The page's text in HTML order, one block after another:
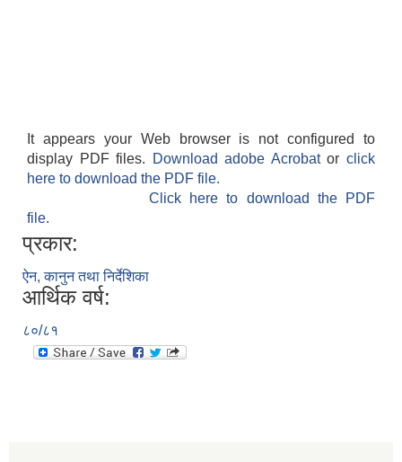
It appears your Web browser is not configured to
display PDF files.
Download adobe Acrobatorclick
here to download the PDF file.
Click here to download the PDF
file.
प्रकार:
ऐन, कानुन तथा निर्देशिका
आर्थिक वर्ष:
८०/८१